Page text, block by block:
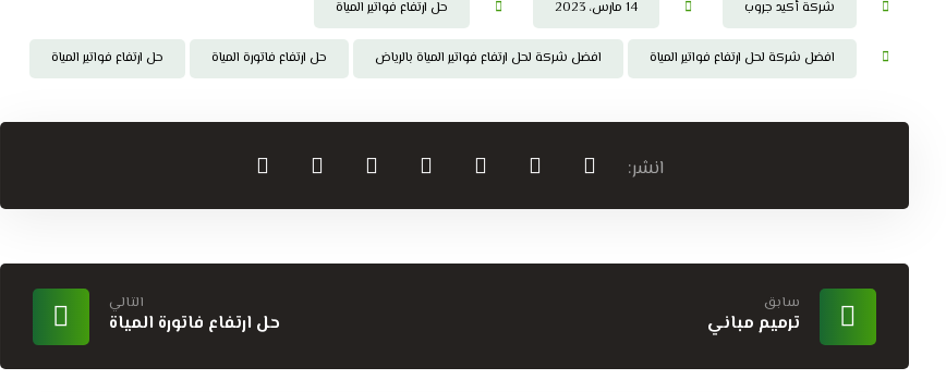
شركة أكيد جروب 14 مارس، 2023 حل ارتفاع فواتير المياة
افضل شركة لحل ارتفاع فواتير المياة افضل شركة لحل ارتفاع فواتير المياة بالرياض حل ارتفاع فاتورة المياة حل ارتفاع فواتير المياة
سابق
ترميم مباني
التالي
حل ارتفاع فاتورة المياة